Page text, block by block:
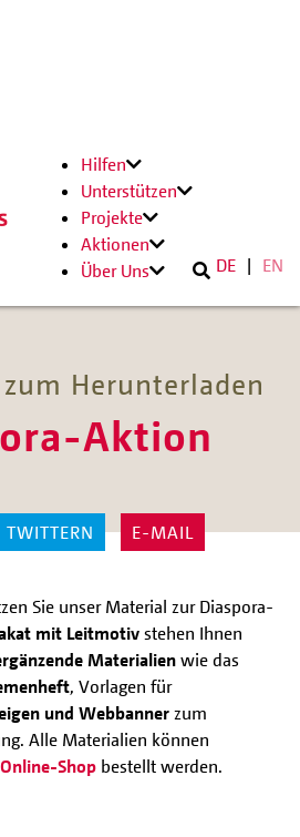
Hilfen
Unterstützen
Projekte
Aktionen
Über Uns
DE EN
Herunterladen
Aktion
TWITTERN E-MAIL
Sie unser Material zur Diaspora-
mit Leitmotiv stehen Ihnen
Materialienwie das
, Vorlagen für
und Webbanner zum
Alle Materialien können
Online-Shop bestellt werden.